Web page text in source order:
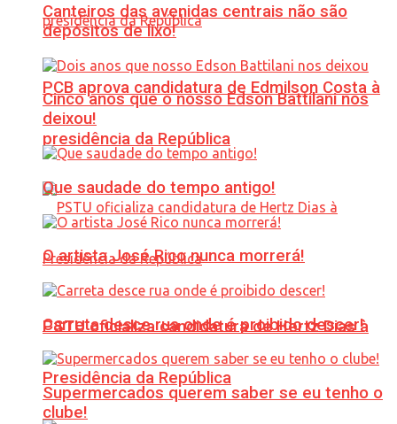
PCB aprova candidatura de Edmilson Costa à
presidência da República
PSTU oficializa candidatura de Hertz Dias à
Presidência da República
Canteiros das avenidas centrais não são
depósitos de lixo!
Cinco anos que o nosso Edson Battilani nos
deixou!
Que saudade do tempo antigo!
O artista José Rico nunca morrerá!
Carreta desce rua onde é proibido descer!
Supermercados querem saber se eu tenho o
clube!